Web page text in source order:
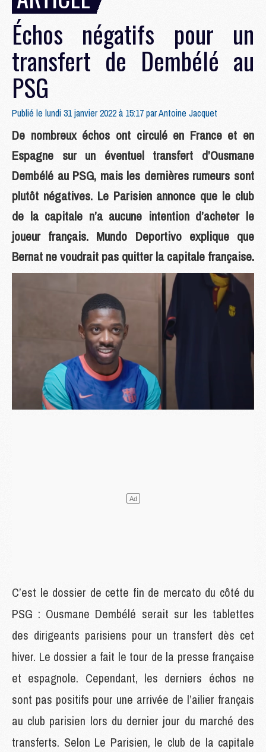
Échos négatifs pour un
transfert de Dembélé au
PSG
Publié le lundi 31 janvier 2022 à 15:17 parAntoine Jacquet
De nombreux échos ont circulé en France et en
Espagne sur un éventuel transfert d’Ousmane
Dembélé au PSG, mais les dernières rumeurs sont
plutôt négatives. Le Parisien annonce que le club
de la capitale n’a aucune intention d’acheter le
joueur français. Mundo Deportivo explique que
Bernat ne voudrait pas quitter la capitale française.
C’est le dossier de cette fin de mercato du côté du
PSG : Ousmane Dembélé serait sur les tablettes
des dirigeants parisiens pour un transfert dès cet
hiver. Le dossier a fait le tour de la presse française
et espagnole. Cependant, les derniers échos ne
sont pas positifs pour une arrivée de l’ailier français
au club parisien lors du dernier jour du marché des
transferts. Selon Le Parisien, le club de la capitale